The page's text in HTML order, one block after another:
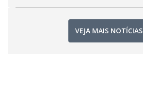
VEJA MAIS NOTÍCIAS